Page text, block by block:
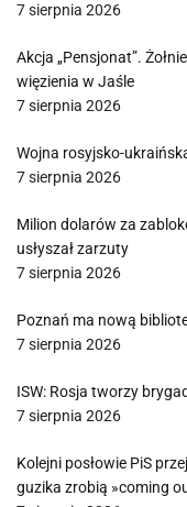
7 sierpnia 2026
Akcja „Pensjonat”.
więzienia w Jaśle
7 sierpnia 2026
Wojna rosyjsko-
7 sierpnia 2026
Milion dolarów za
usłyszał zarzuty
7 sierpnia 2026
Poznań ma nową
7 sierpnia 2026
ISW: Rosja tworzy
7 sierpnia 2026
Kolejni posłowie PiS
guzika zrobią »coming